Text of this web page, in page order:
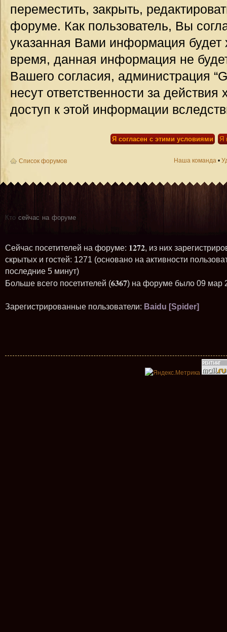
переместить, закрыть,
форуме. Как пользователь, Вы
указанная Вами информация будет
время, данная информация не
Вашего согласия, администрация
несут ответственности за
доступ к этой информации
Список форумов Наша команда •
Кто сейчас на форуме
Сейчас посетителей на форуме: 1272, из них
скрытых и гостей: 1271 (основано на активности
последние 5 минут)
Больше всего посетителей (6367) на форуме было 09 мар
Зарегистрированные пользователи: Baidu [Spider]